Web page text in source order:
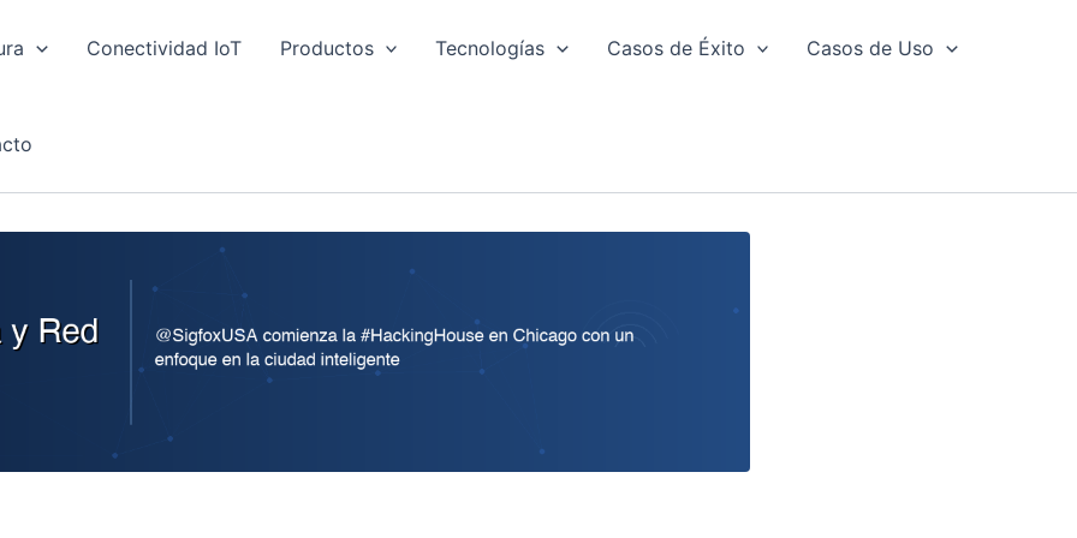
Conectividad IoT Productos Tecnologías Casos de Éxito Casos de Uso